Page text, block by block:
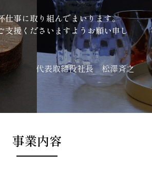
仕事に取り組んでまいります。
支援くださいますようお願い申し
代表取締役社長　松澤斉之
事業内容